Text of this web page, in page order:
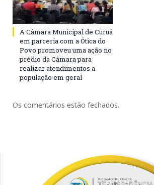
A Câmara Municipal de Curuá
em parceria com a Ótica do
Povo promoveu uma ação no
prédio da Câmara para
realizar atendimentos a
população em geral
Os comentários estão fechados.